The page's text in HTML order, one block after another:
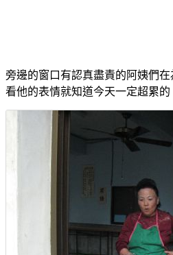
旁邊的窗口有認真盡責的阿姨們在
看他的表情就知道今天一定超累的